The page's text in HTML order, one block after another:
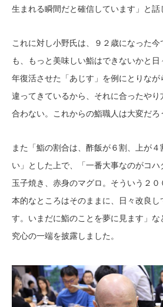
生まれる瞬間だと確信しています」と話
これに対し小野氏は、９２歳になった
も、もっと美味しい鮨はできないかと
年復活させた「あじす」を例にとりな
違ってきているから、それに合ったやり
合わない。これからの鮨職人は大変だろ
また「鮨の割合は、酢飯が６割、上が
い」とした上で、「一番大事なのがコハ
玉子焼き、赤身のマグロ。そういう２
本的なところはそのままに、日々改良し
す。いまだに鮨のことを夢に見ます」
究心の一端を披露しました。